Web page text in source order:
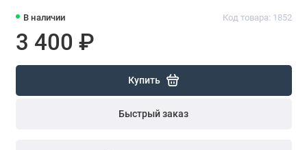
В наличии Код товара: 1852
3 400 ₽
Купить
Быстрый заказ